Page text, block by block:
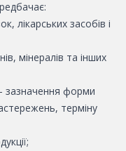
лікарських засобів і
мінералів та інших
зазначення форми
терміну